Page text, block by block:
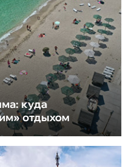
куда
отдыхом